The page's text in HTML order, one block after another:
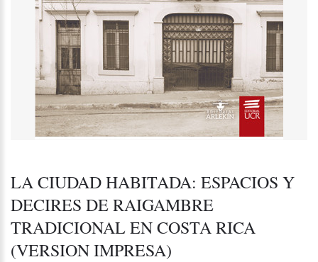
LA CIUDAD HABITADA: ESPACIOS Y
DECIRES DE RAIGAMBRE
TRADICIONAL EN COSTA RICA
(VERSION IMPRESA)